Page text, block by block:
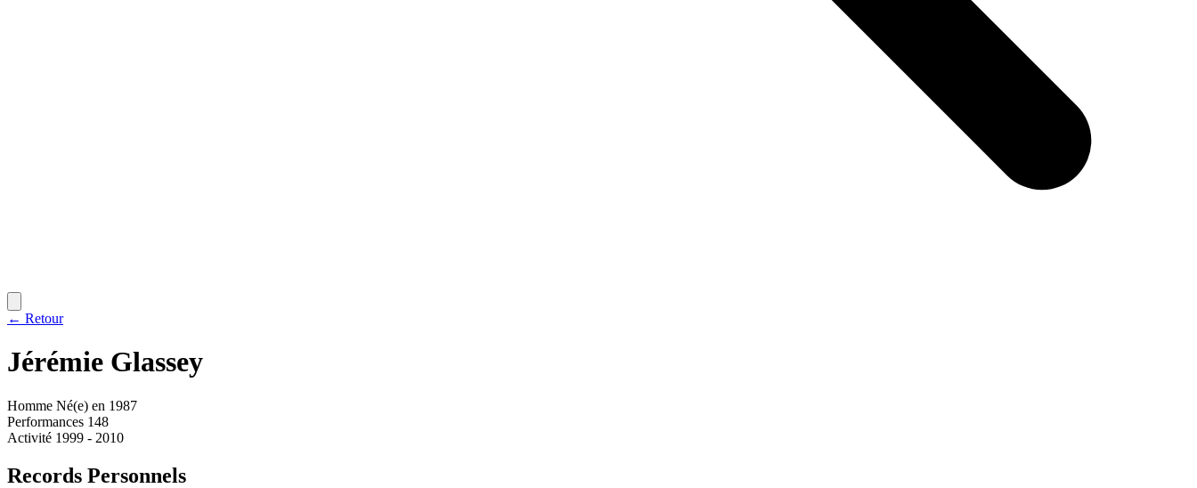
← Retour
Jérémie Glassey
Homme Né(e) en 1987
Performances 148
Activité 1999 - 2010
Records Personnels